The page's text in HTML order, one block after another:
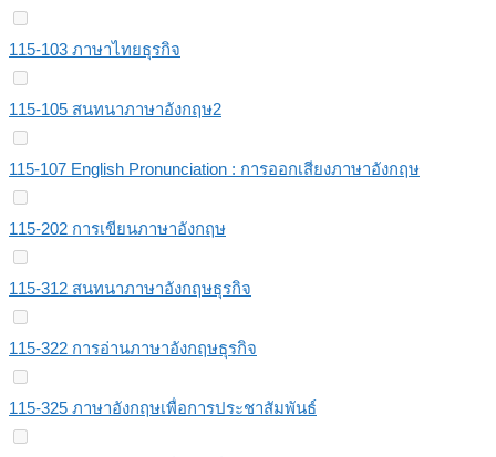
115-103 ภาษาไทยธุรกิจ
115-105 สนทนาภาษาอังกฤษ2
115-107 English Pronunciation : การออกเสียงภาษาอังกฤษ
115-202 การเขียนภาษาอังกฤษ
115-312 สนทนาภาษาอังกฤษธุรกิจ
115-322 การอ่านภาษาอังกฤษธุรกิจ
115-325 ภาษาอังกฤษเพื่อการประชาสัมพันธ์